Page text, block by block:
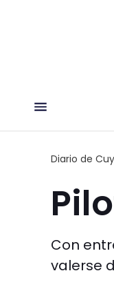
Diario de
Con
valerse